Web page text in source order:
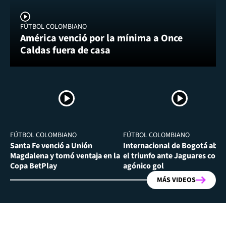
FÚTBOL COLOMBIANO
América venció por la mínima a Once
Caldas fuera de casa
FÚTBOL COLOMBIANO
Santa Fe venció a Unión
Magdalena y tomó ventaja en la
Copa BetPlay
FÚTBOL COLOMBIANO
Internacional de Bogotá
el triunfo ante Jaguares con
agónico gol
MÁS VIDEOS